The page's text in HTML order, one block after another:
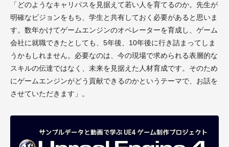
「どのようなキャリパスを見据えて若い人を育てるのか。先生が
明確なビジョンをもち、学生と共有しておく必要があると思いま
す。数年かけてゲームエンジンのオペレーターを育成し、ゲーム
会社に就職できたとしても、5年後、10年後に行き詰まってしま
うかもしれません。必要なのは、今の現場で求められる表層的な
スキルの伝達ではなく、未来を見据えた人材育成です。そのため
にゲームエンジンがどう貢献できるのかというテーマで、お話を
させていただきます」。